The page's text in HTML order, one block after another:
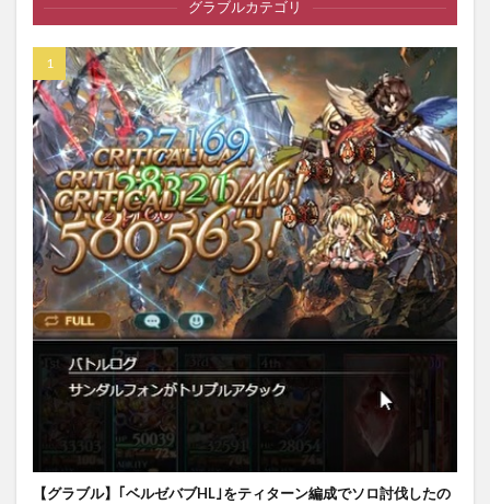
グラブルカテゴリ
【グラブル】｢ベルゼバブHL｣をティターン編成でソロ討伐したの